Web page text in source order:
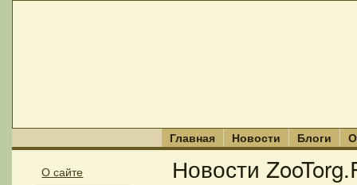
Главная Новости Блоги
О сайте
Новости